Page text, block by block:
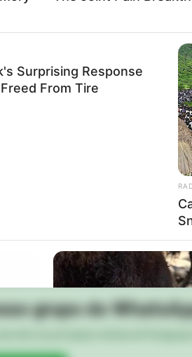
as investigações
de L.G.M. um aparelho
solicitou a internação
Judiciário de Assis. Na
à disposição da Justiça.
responsabilizar os demais
grupo do
Surprising Response
From Tire